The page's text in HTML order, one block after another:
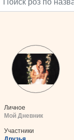
Личное
Мой Дневник
Участники